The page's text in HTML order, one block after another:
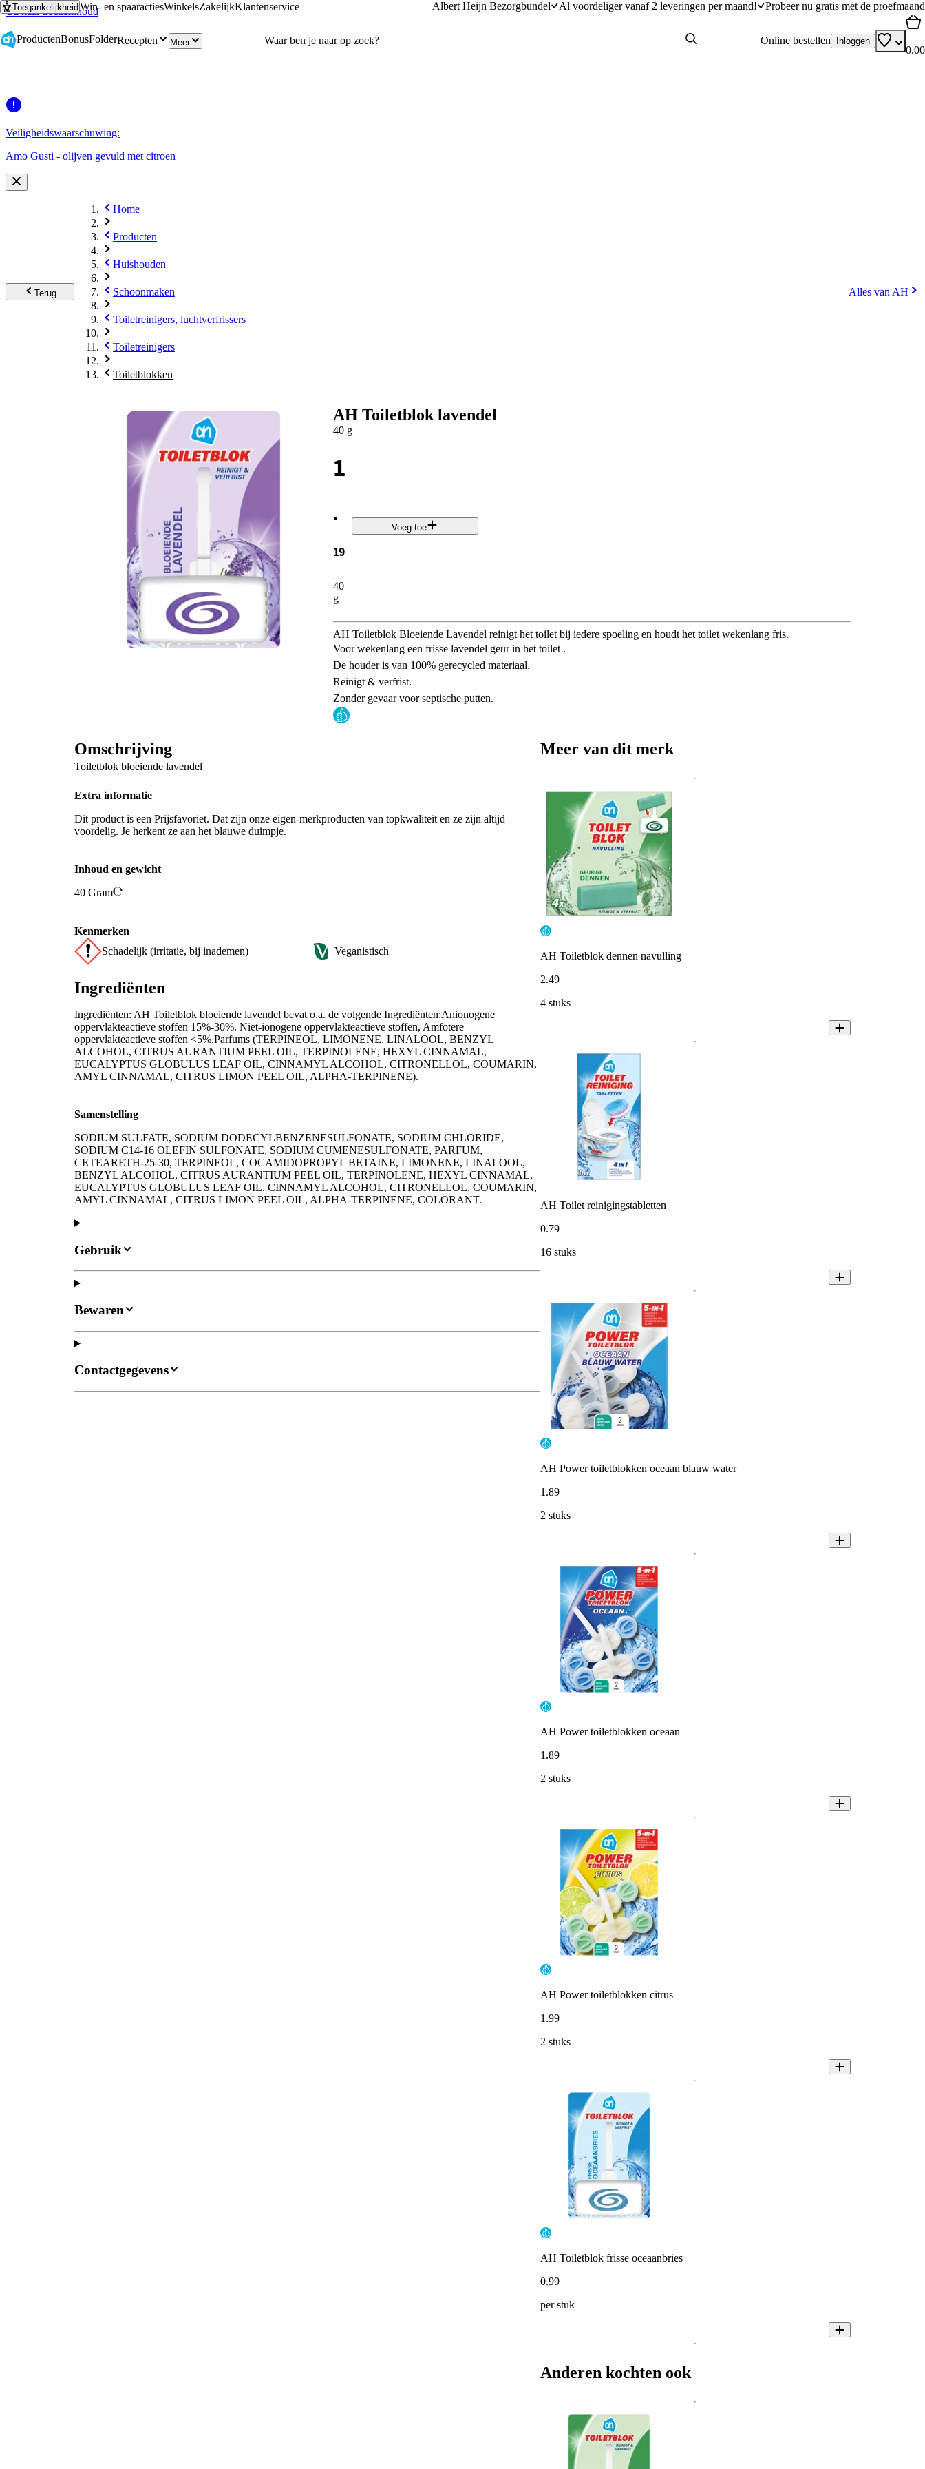
Ga naar hoofdinhoud
Ga naar zoeken
ToegankelijkheidWin- en spaaractiesWinkelsZakelijkKlantenservice Albert Heijn Bezorgbundel Al voordeliger vanaf 2 leveringen per maand! Probeer nu gratis met de proefmaand
ProductenBonusFolderRecepten Meer Online bestellen Inloggen
0.00
Veiligheidswaarschuwing:
Amo Gusti - olijven gevuld met citroen
Terug
Home
Producten
Huishouden
Schoonmaken
Toiletreinigers, luchtverfrissers
Toiletreinigers
Toiletblokken
Alles van AH
AH Toiletblok lavendel
40 g
1
.
19
40
g
Voeg toe
AH Toiletblok Bloeiende Lavendel reinigt het toilet bij iedere spoeling en houdt het toilet wekenlang fris.
Voor wekenlang een frisse lavendel geur in het toilet .
De houder is van 100% gerecycled materiaal.
Reinigt & verfrist.
Zonder gevaar voor septische putten.
Omschrijving
Toiletblok bloeiende lavendel
Extra informatie
Dit product is een Prijsfavoriet. Dat zijn onze eigen-merkproducten van topkwaliteit en ze zijn altijd
voordelig. Je herkent ze aan het blauwe duimpje.
Inhoud en gewicht
40 Gram
Kenmerken
Schadelijk (irritatie, bij inademen)
Veganistisch
Ingrediënten
Ingrediënten: AH Toiletblok bloeiende lavendel bevat o.a. de volgende Ingrediënten:Anionogene
oppervlakteactieve stoffen 15%-30%. Niet-ionogene oppervlakteactieve stoffen, Amfotere
oppervlakteactieve stoffen <5%.Parfums (TERPINEOL, LIMONENE, LINALOOL, BENZYL
ALCOHOL, CITRUS AURANTIUM PEEL OIL, TERPINOLENE, HEXYL CINNAMAL,
EUCALYPTUS GLOBULUS LEAF OIL, CINNAMYL ALCOHOL, CITRONELLOL, COUMARIN,
AMYL CINNAMAL, CITRUS LIMON PEEL OIL, ALPHA-TERPINENE).
Samenstelling
SODIUM SULFATE, SODIUM DODECYLBENZENESULFONATE, SODIUM CHLORIDE,
SODIUM C14-16 OLEFIN SULFONATE, SODIUM CUMENESULFONATE, PARFUM,
CETEARETH-25-30, TERPINEOL, COCAMIDOPROPYL BETAINE, LIMONENE, LINALOOL,
BENZYL ALCOHOL, CITRUS AURANTIUM PEEL OIL, TERPINOLENE, HEXYL CINNAMAL,
EUCALYPTUS GLOBULUS LEAF OIL, CINNAMYL ALCOHOL, CITRONELLOL, COUMARIN,
AMYL CINNAMAL, CITRUS LIMON PEEL OIL, ALPHA-TERPINENE, COLORANT.
Gebruik
Bewaren
Contactgegevens
Meer van dit merk
AH Toiletblok dennen navulling
2.49
4 stuks
AH Toilet reinigingstabletten
0.79
16 stuks
AH Power toiletblokken oceaan blauw water
1 .89
2 stuks
AH Power toiletblokken oceaan
1 .89
2 stuks
AH Power toiletblokken citrus
1 .99
2 stuks
AH Toiletblok frisse oceaanbries
0.99
per stuk
Anderen kochten ook